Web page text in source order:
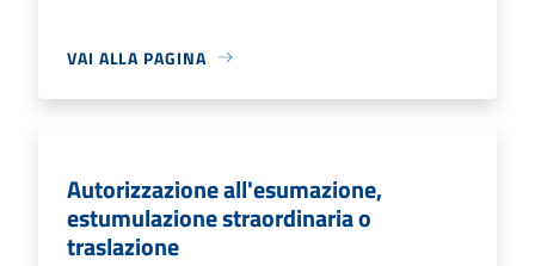
VAI ALLA PAGINA
Autorizzazione all'esumazione,
estumulazione straordinaria o
traslazione